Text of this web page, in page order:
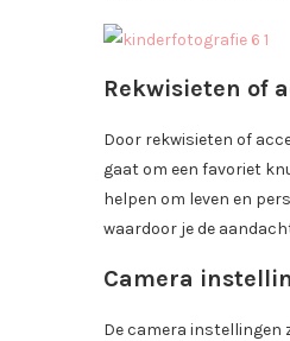
Rekwisieten of
Door rekwisieten of
gaat om een favoriet
helpen om leven en
waardoor je de
Camera
De camera instellingen